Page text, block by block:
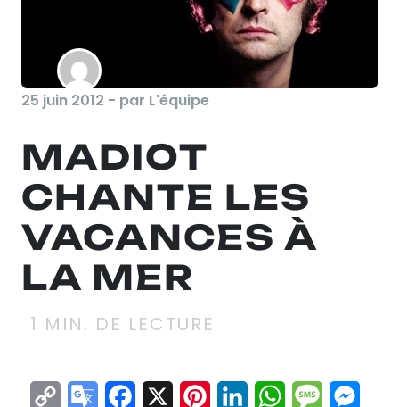
25 juin 2012 - par L'équipe
MADIOT
CHANTE LES
VACANCES À
LA MER
1 MIN. DE LECTURE
Copy GoogleFacebook
X Pinterest
LinkedInWhatsApp